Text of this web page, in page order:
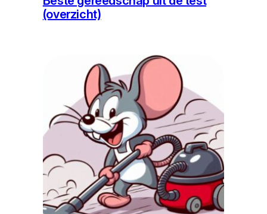
(overzicht)